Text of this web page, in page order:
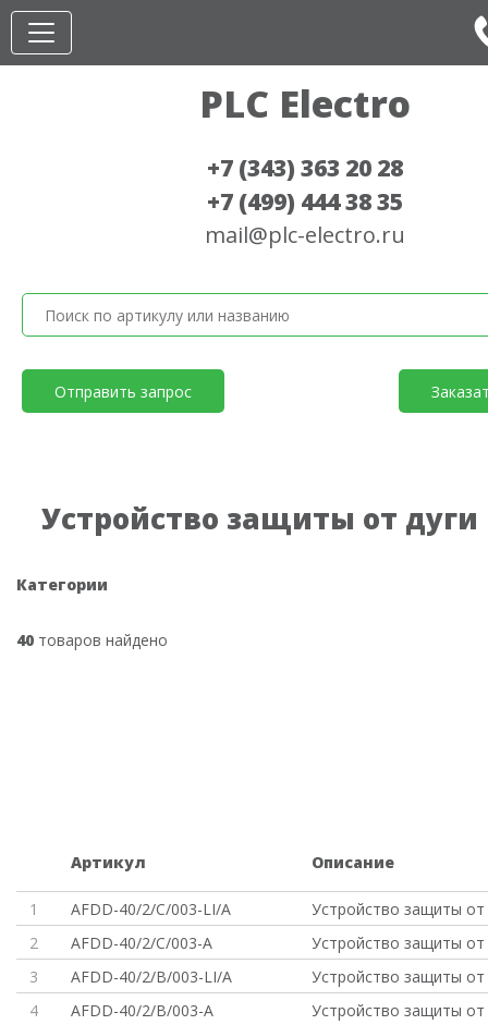
PLC Electro
+7 (343) 363 20 28
+7 (499) 444 38 35
mail@plc-electro.ru
Отправить запрос
Устройство защиты от дуги
Категории
40 товаров найдено
Артикул Описание
1 AFDD-40/2/C/003-LI/A
Устройство защиты от
2
AFDD-40/2/C/003-A
Устройство защиты от
3
AFDD-40/2/B/003-LI/A
Устройство защиты от
4
AFDD-40/2/B/003-A
Устройство защиты от